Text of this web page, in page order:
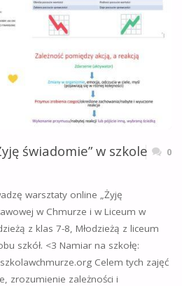
świadomie” w szkole
0
warsztaty online „Żyję
w Chmurze i w Liceum w
z klas 7-8, Młodzieżą z liceum
szkół. <3 Namiar na szkołę:
Celem tych zajęć
zrozumienie zależności i